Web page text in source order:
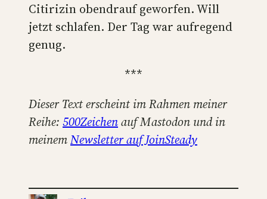
Citirizin obendrauf geworfen. Will
jetzt schlafen. Der Tag war aufregend
genug.
***
Dieser Text erscheint im Rahmen meiner
Reihe: 500Zeichenauf Mastodon und in
meinemNewsletter auf JoinSteady